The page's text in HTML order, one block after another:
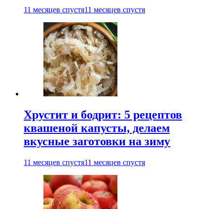
11 месяцев спустя11 месяцев спустя
Хрустит и бодрит: 5 рецептов
квашеной капусты, делаем
вкусные заготовки на зиму
11 месяцев спустя11 месяцев спустя